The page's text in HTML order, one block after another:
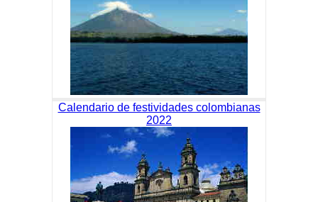
Calendario de festividades colombianas
2022